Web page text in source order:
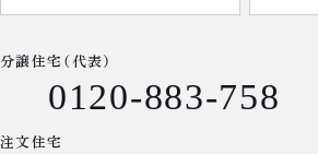
分譲住宅（代表）
0120-883-758
注文住宅